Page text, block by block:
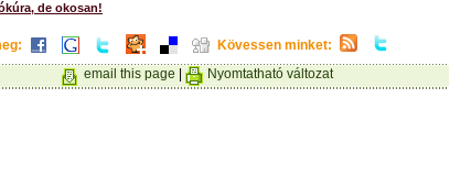
de okosan!
Kövessen minket:
email this page
Nyomtatható változat